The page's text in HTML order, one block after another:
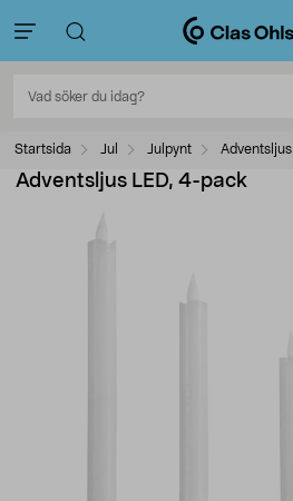
Startsida Jul Julpynt Adventsljus
Adventsljus LED, 4-pack